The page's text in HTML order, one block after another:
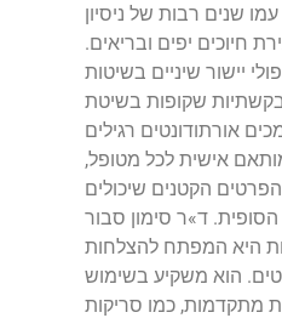
שנים רבות של ניסיון
חיוכים יפים ובריאים.
יישור שיניים בשיטות
שקופות בשיטת
אורתודונטים רגילים
אישית לכל מטופל,
הקטנים שיכולים
ד»ר סימון סבור
היא המפתח להצלחות
הוא משקיע בשימוש
מתקדמות, כמו סריקות